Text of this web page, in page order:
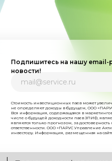
Подпишитесь на нашу email-
новости!
Стоимость инвестиционных паев может
не определяют доходы в будущем, ООО
Вся информация, содержащаяся в
числе о будущей доходности паев ЗПИФ,
являются только прогнозом, за
ответственности. ООО «ПАРУС Управление
инвестору. Информация, размещенная на